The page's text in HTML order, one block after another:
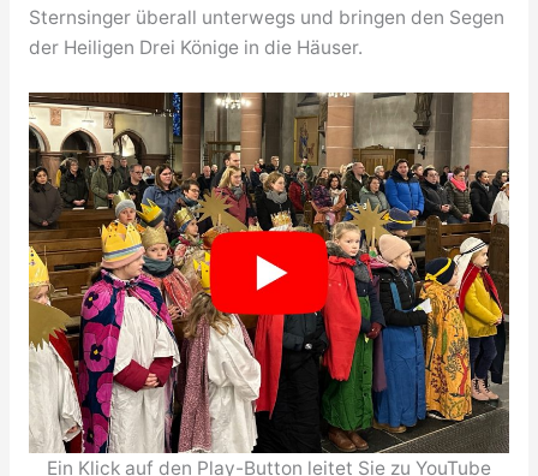
Sternsinger überall unterwegs und bringen den Segen
der Heiligen Drei Könige in die Häuser.
Ein Klick auf den Play-Button leitet Sie zu YouTube